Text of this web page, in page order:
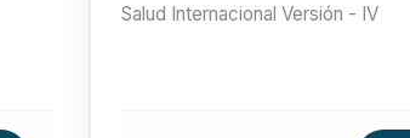
Salud Internacional Versión - IV